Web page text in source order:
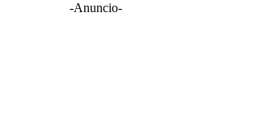
-Anuncio-